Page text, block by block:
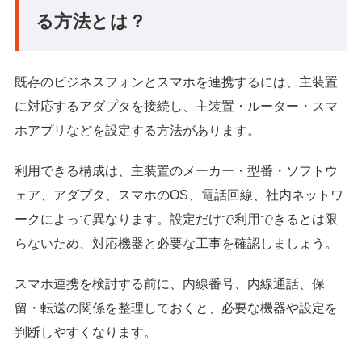
る方法とは？
既存のビジネスフォンとスマホを連携するには、主装置
に対応するアダプタを接続し、主装置・ルーター・スマ
ホアプリなどを設定する方法があります。
利用できる構成は、主装置のメーカー・型番・ソフトウ
ェア、アダプタ、スマホのOS、電話回線、社内ネットワ
ークによって異なります。設定だけで利用できるとは限
らないため、対応機器と必要な工事を確認しましょう。
スマホ連携を検討する前に、内線番号、内線通話、保
留・転送の関係を整理しておくと、必要な機器や設定を
判断しやすくなります。